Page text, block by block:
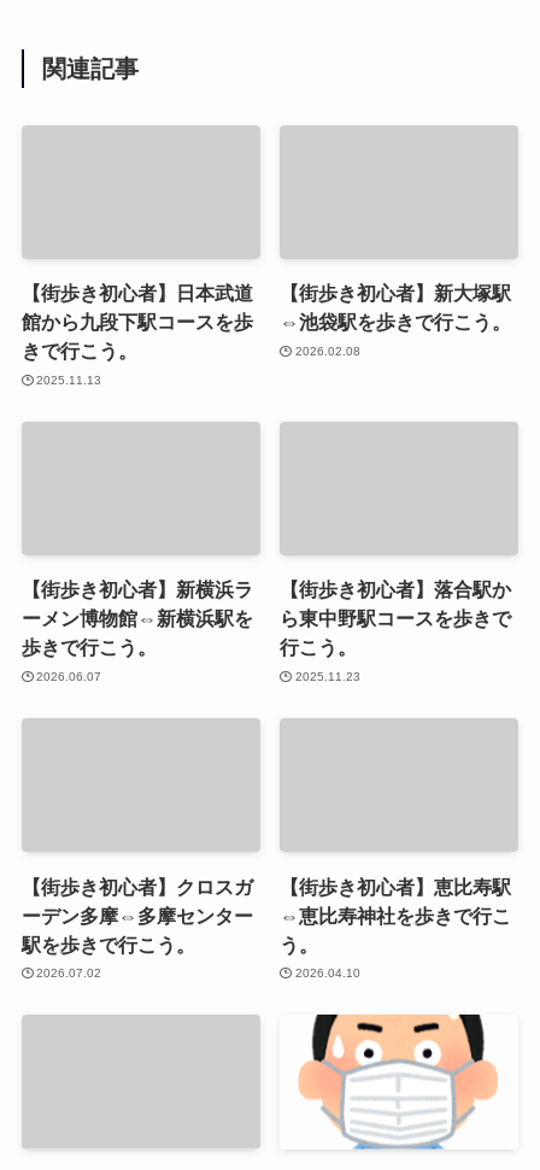
関連記事
【街歩き初心者】日本武道
館から九段下駅コースを歩
きで行こう。
2025.11.13
【街歩き初心者】新大塚駅
⇔池袋駅を歩きで行こう。
2026.02.08
【街歩き初心者】新横浜ラ
ーメン博物館⇔新横浜駅を
歩きで行こう。
2026.06.07
【街歩き初心者】落合駅か
ら東中野駅コースを歩きで
行こう。
2025.11.23
【街歩き初心者】クロスガ
ーデン多摩⇔多摩センター
駅を歩きで行こう。
2026.07.02
【街歩き初心者】恵比寿駅
⇔恵比寿神社を歩きで行こ
う。
2026.04.10